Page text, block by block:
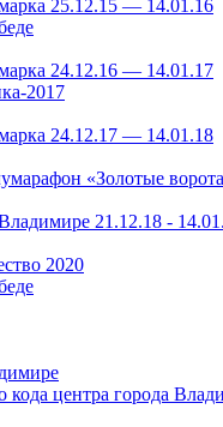
25.12.15 — 14.01.16
24.12.16 — 14.01.17
2017
24.12.17 — 14.01.18
«Золотые
21.12.18 -
2020
кода центра города